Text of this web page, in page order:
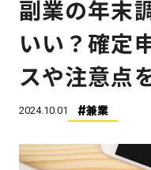
副業の年末
いい？確定
スや注意点
2024.10.01 兼業